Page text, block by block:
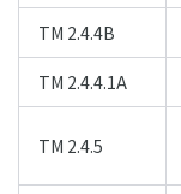
TM 2.4.4B
TM 2.4.4.1A
TM 2.4.5